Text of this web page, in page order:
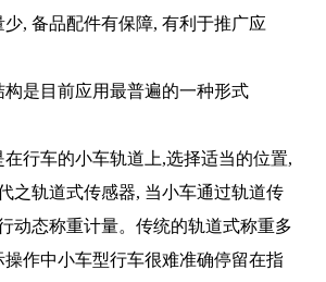
, 备品配件有保障, 有利于推广应
是目前应用最普遍的一种形式
行车的小车轨道上,选择适当的位置,
之轨道式传感器, 当小车通过轨道传
动态称重计量。传统的轨道式称重多
操作中小车型行车很难准确停留在指